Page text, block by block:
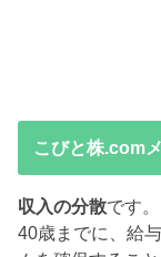
こびと株.com
収入の分散です。
40歳までに、給